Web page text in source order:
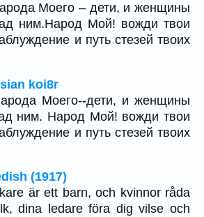
Моего – дети, и женщины
ним.Народ Мой! вожди твои
и путь стезей твоих
koi8r
Моего--дети, и женщины
ним. Народ Мой! вожди твои
и путь стезей твоих
(1917)
är ett barn, och kvinnor råda
dina ledare föra dig vilse och